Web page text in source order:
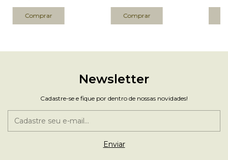
Newsletter
Cadastre-se e fique por dentro de nossas novidades!